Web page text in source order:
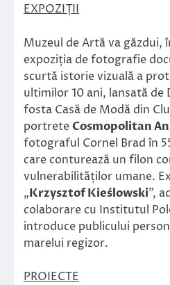
EXPOZIȚII
Muzeul de Artă va găzdui,
expoziția de fotografie
scurtă istorie vizuală a
ultimilor 10 ani, lansată
fosta Casă de Modă din
portrete Cosmopolitan
fotograful Cornel Brad în
care conturează un filon
vulnerabilităților umane.
„Krzysztof Kieślowski”,
colaborare cu Institutul
introduce publicului
marelui regizor.
PROIECTE